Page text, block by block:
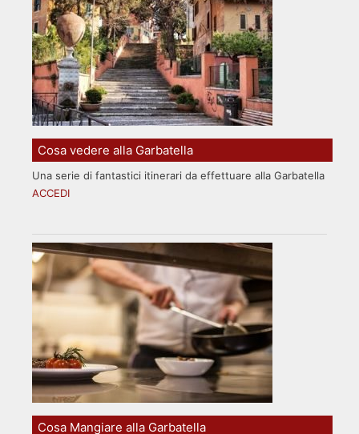
Cosa vedere alla Garbatella
Una serie di fantastici itinerari da effettuare alla Garbatella
ACCEDI
Cosa Mangiare alla Garbatella